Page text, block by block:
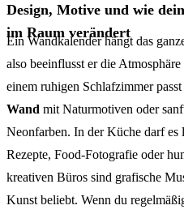
Design, Motive und wie
im Raum verändert
Ein Wandkalender hängt das
also beeinflusst er die
einem ruhigen Schlafzimmer
Wand mit Naturmotiven oder
Neonfarben. In der Küche darf es
Rezepte, Food-Fotografie oder
kreativen Büros sind grafische
Kunst beliebt. Wenn du